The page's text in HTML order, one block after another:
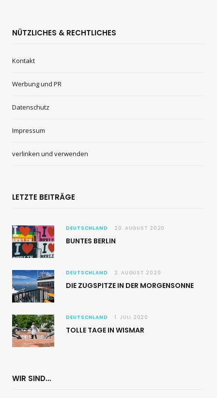
NÜTZLICHES & RECHTLICHES
Kontakt
Werbung und PR
Datenschutz
Impressum
verlinken und verwenden
LETZTE BEITRÄGE
DEUTSCHLAND 20. AUGUST 2020
BUNTES BERLIN
DEUTSCHLAND 2. AUGUST 2020
DIE ZUGSPITZE IN DER MORGENSONNE
DEUTSCHLAND 1. JULI 2020
TOLLE TAGE IN WISMAR
WIR SIND…